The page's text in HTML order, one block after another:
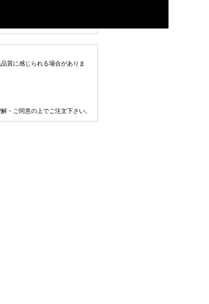
質に感じられる場合がありま
・ご同意の上でご注文下さい。